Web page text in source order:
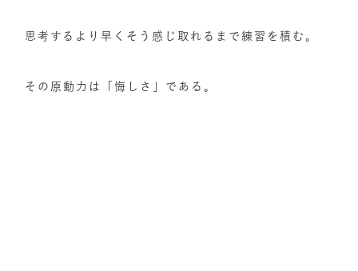
思考するより早くそう感じ取れるまで練習を積む。
その原動力は「悔しさ」である。